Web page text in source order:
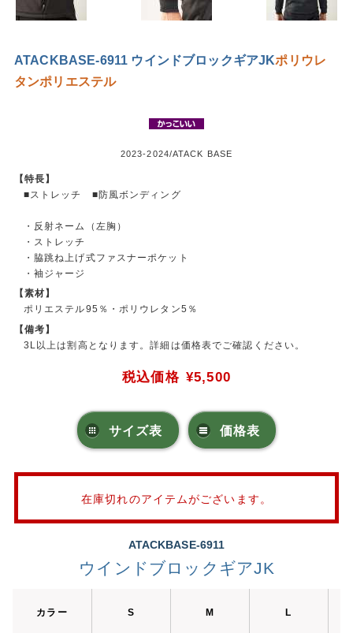
ATACKBASE-6911 ウインドブロックギアJKポリウレ
タンポリエステル
2023-2024/ATACK BASE
【特長】
■ストレッチ ■防風ボンディング
・反射ネーム（左胸）
・ストレッチ
・脇跳ね上げ式ファスナーポケット
・袖ジャージ
【素材】
ポリエステル95％・ポリウレタン5％
【備考】
3L以上は割高となります。詳細は価格表でご確認ください。
税込価格 ¥5,500
サイズ表 価格表
在庫切れのアイテムがございます。
ATACKBASE-6911
ウインドブロックギアJK
カラー S M L